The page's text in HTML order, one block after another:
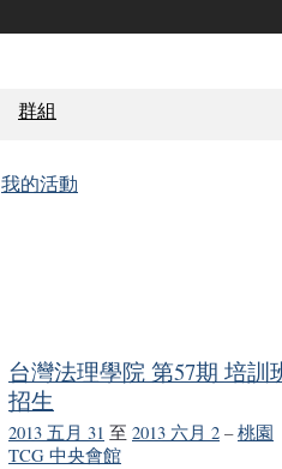
群組
我的活動
台灣法理學院 第57期 培訓
招生
2013 五月 31 至 2013 六月 2 –桃園
TCG 中央會館